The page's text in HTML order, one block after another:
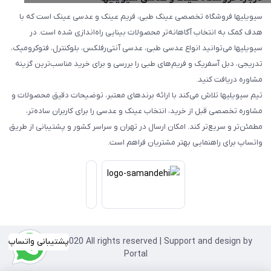
سیویلیها فروشگاه تخصصی عینک طبی، فریم عینک و عدسی عینک است که با
هدف کمک به انتخاب آگاهانه‌تر محصولات بینایی راه‌اندازی شده است. در
سیویلیها می‌توانید انواع عدسی طبی، عدسی آنتی‌رفلکس، بلوکنترل، فتوکرومیک،
تدریجی، دبل آسفریک و فریم‌های طبی را بررسی و برای خرید مناسب‌ترین گزینه
مشاوره دریافت کنید.
تیم سیویلیها تلاش می‌کند با ارائه برندهای معتبر، توضیحات دقیق محصولات و
مشاوره تخصصی قبل از خرید، انتخاب عینک و عدسی را برای کاربران ساده‌تر،
مطمئن‌تر و سریع‌تر کند. امکان ارسال در تهران و سراسر کشور و پشتیبانی از طریق
واتساپ برای راهنمایی بهتر مشتریان فراهم است.
پشتیبانی واتساپ
Copyright©2020 All rights reserved | Support and design by
Portal